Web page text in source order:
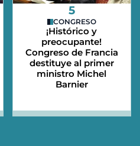
5
CONGRESO
¡Histórico y
preocupante!
Congreso de Francia
destituye al primer
ministro Michel
Barnier